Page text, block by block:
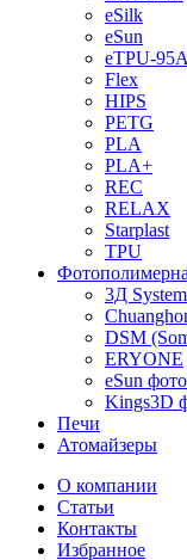
eSilk
eSun
eTPU-
Flex
HIPS
PETG
PLA
PLA+
REC
RELAX
Starplast
TPU
3Д
DSM
ERYONE
eSun
Kings3D
Печи
Атомайзеры
О компании
Статьи
Контакты
Избранное